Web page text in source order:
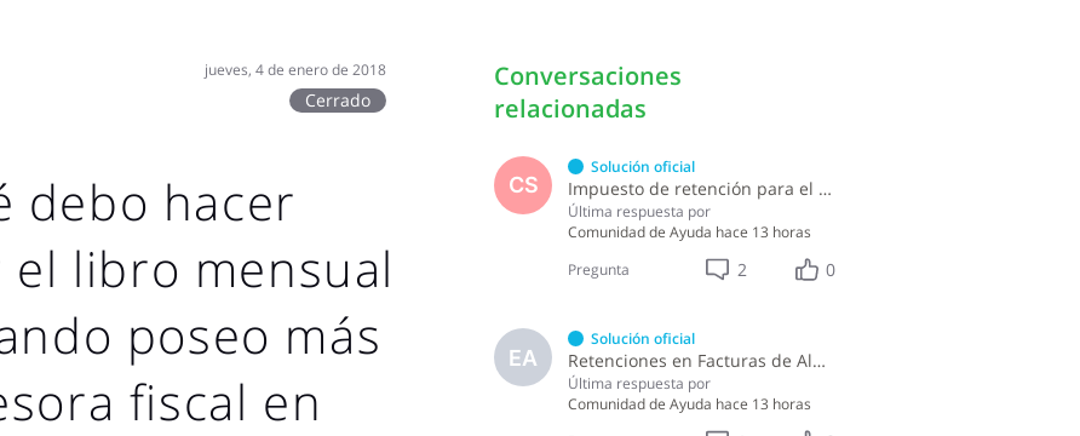
jueves, 4 de enero de 2018
Cerrado
debo hacer
libro mensual
poseo más
fiscal en
Conversaciones
relacionadas
CS
Solución oficial
Impuesto de retención para el pago por licencia de software y soporte de software ?
Última respuesta por
Comunidad de Ayuda hace 13 horas
Pregunta
2 0
EA
Solución oficial
Retenciones en Facturas de Almuerzo
Última respuesta por
Comunidad de Ayuda hace 13 horas